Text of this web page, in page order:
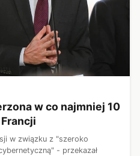
w co najmniej 10
w związku z "szeroko
- przekazał